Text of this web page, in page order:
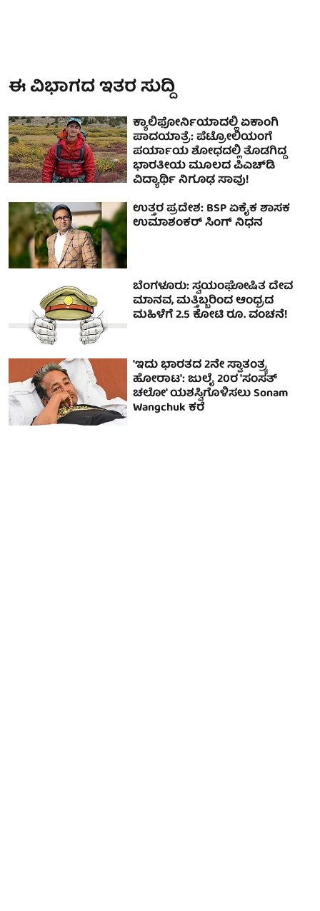
ಈ ವಿಭಾಗದ ಇತರ ಸುದ್ದಿ
ಕ್ಯಾಲಿಫೋರ್ನಿಯಾದಲ್ಲಿ ಏಕಾಂಗಿ
ಪಾದಯಾತ್ರೆ: ಪೆಟ್ರೋಲಿಯಂಗೆ
ಪರ್ಯಾಯ ಶೋಧದಲ್ಲಿ ತೊಡಗಿದ್ದ
ಭಾರತೀಯ ಮೂಲದ ಪಿಎಚ್‌ಡಿ
ವಿದ್ಯಾರ್ಥಿ ನಿಗೂಢ ಸಾವು!
ಉತ್ತರ ಪ್ರದೇಶ: BSP ಏಕೈಕ ಶಾಸಕ
ಉಮಾಶಂಕರ್ ಸಿಂಗ್ ನಿಧನ
ಬೆಂಗಳೂರು: ಸ್ವಯಂಘೋಷಿತ ದೇವ
ಮಾನವ, ಮತ್ತಿಬ್ಬರಿಂದ ಆಂಧ್ರದ
ಮಹಿಳೆಗೆ 2.5 ಕೋಟಿ ರೂ. ವಂಚನೆ!
'ಇದು ಭಾರತದ 2ನೇ ಸ್ವಾತಂತ್ರ್ಯ
ಹೋರಾಟ': ಜುಲೈ 20ರ 'ಸಂಸತ್
ಚಲೋ' ಯಶಸ್ವಿಗೊಳಿಸಲು Sonam
Wangchuk ಕರೆ